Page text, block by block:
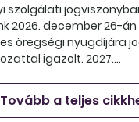
szolgálati
2026. december 26-án
öregségi nyugdíjára
igazolt. 2027....
Tovább a teljes